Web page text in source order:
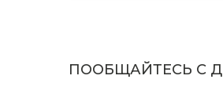
ПООБЩАЙТЕСЬ С